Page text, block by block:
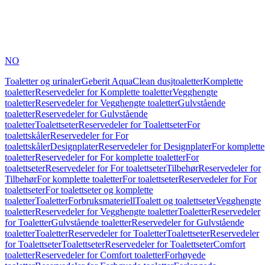
NO
Toaletter og urinalerGeberit AquaClean dusjtoaletterKomplette
toaletterReservedeler for Komplette toaletterVegghengte
toaletterReservedeler for Vegghengte toaletterGulvstående
toaletterReservedeler for Gulvstående
toaletterToalettseterReservedeler for ToalettseterFor
toalettskålerReservedeler for For
toalettskålerDesignplaterReservedeler for DesignplaterFor komplette
toaletterReservedeler for For komplette toaletterFor
toalettseterReservedeler for For toalettseterTilbehørReservedeler for
TilbehørFor komplette toaletterFor toalettseterReservedeler for For
toalettseterFor toalettseter og komplette
toaletterToaletterForbruksmateriellToalett og toalettseterVegghengte
toaletterReservedeler for Vegghengte toaletterToaletterReservedeler
for ToaletterGulvstående toaletterReservedeler for Gulvstående
toaletterToaletterReservedeler for ToaletterToalettseterReservedeler
for ToalettseterToalettseterReservedeler for ToalettseterComfort
toaletterReservedeler for Comfort toaletterForhøyede